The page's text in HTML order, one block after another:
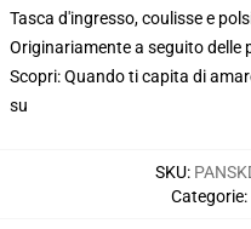
Tasca d'ingresso, coulisse e
Originariamente a seguito
Scopri: Quando ti capita di
su
SKU:
Categorie: